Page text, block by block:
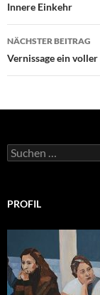
Innere Einkehr
NÄCHSTER BEITRAG
Vernissage ein
Suchen
nach:
PROFIL